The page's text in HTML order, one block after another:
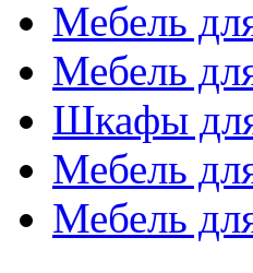
Мебель
Мебель
Шкафы
Мебель
Мебель